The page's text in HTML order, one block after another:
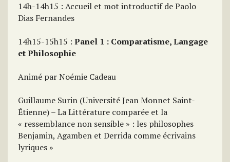
14h-14h15 : Accueil et mot introductif de Paolo
Dias Fernandes
14h15-15h15 : Panel 1 : Comparatisme, Langage
et Philosophie
Animé par Noémie Cadeau
Guillaume Surin (Université Jean Monnet Saint-
Étienne) – La Littérature comparée et la
« ressemblance non sensible » : les philosophes
Benjamin, Agamben et Derrida comme écrivains
lyriques »